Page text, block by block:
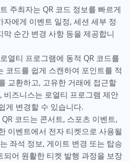
주최자는 QR 코드 정보를 빠르게
자에게 이벤트 일정, 세션 세부 정
막 순간 변경 사항 등을 제공합니
로열티 프로그램에 동적 QR 코드를
코드를 쉽게 스캔하여 포인트를 적
교환하고, 고유한 거래에 접근할
비즈니스는 로열티 프로그램 제안
게 변경할 수 있습니다.
QR 코드는 콘서트, 스포츠 이벤트,
이벤트에서 전자 티켓으로 사용될
좌석 정보, 게이트 변경 또는 탑승
되어 원활한 티켓 발행 과정을 보장